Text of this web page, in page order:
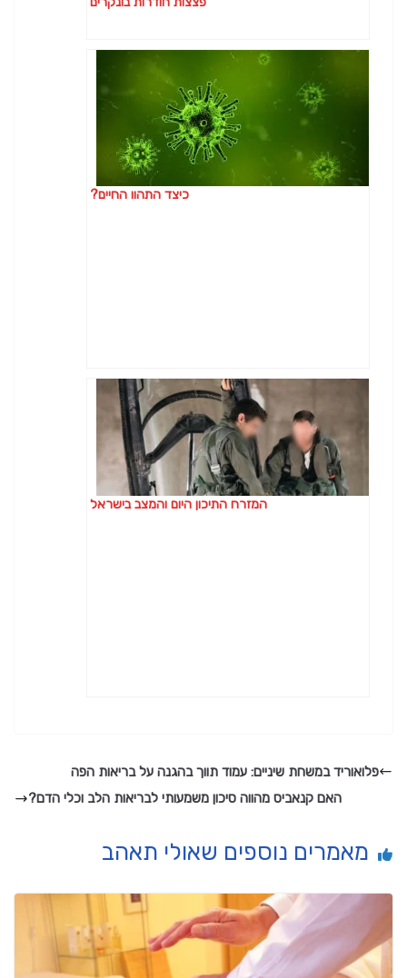
כיצד התהוו החיים?
המזרח התיכון היום והמצב בישראל
פלואוריד במשחת שיניים: עמוד תווך בהגנה על בריאות הפה
האם קנאביס מהווה סיכון משמעותי לבריאות הלב וכלי הדם?
מאמרים נוספים שאולי תאהב